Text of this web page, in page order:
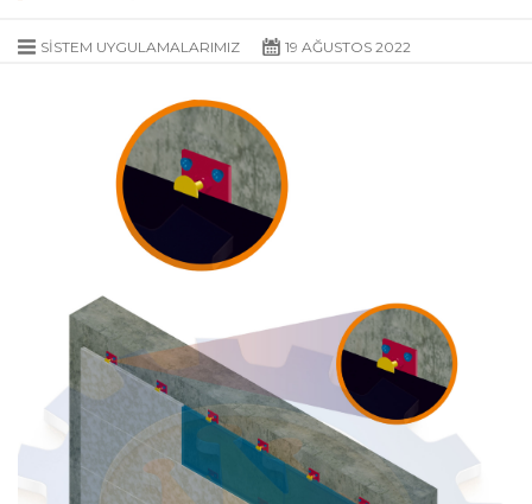
SISTEM UYGULAMALARIMIZ 19 AĞUSTOS 2022